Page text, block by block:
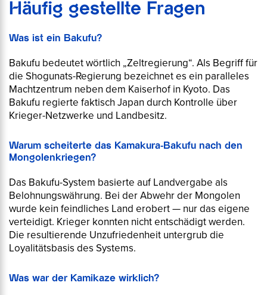
Häufig gestellte Fragen
Was ist ein Bakufu?
Bakufu bedeutet wörtlich „Zeltregierung“. Als Begriff für
die Shogunats-Regierung bezeichnet es ein paralleles
Machtzentrum neben dem Kaiserhof in Kyoto. Das
Bakufu regierte faktisch Japan durch Kontrolle über
Krieger-Netzwerke und Landbesitz.
Warum scheiterte das Kamakura-Bakufu nach den
Mongolenkriegen?
Das Bakufu-System basierte auf Landvergabe als
Belohnungswährung. Bei der Abwehr der Mongolen
wurde kein feindliches Land erobert — nur das eigene
verteidigt. Krieger konnten nicht entschädigt werden.
Die resultierende Unzufriedenheit untergrub die
Loyalitätsbasis des Systems.
Was war der Kamikaze wirklich?